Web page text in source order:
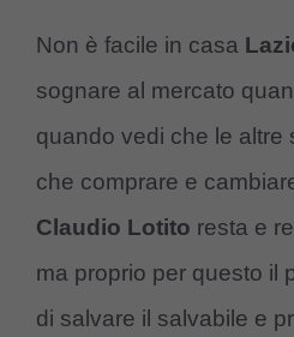
Non è facile in casa
sognare al mercato
quando vedi che le altre
che comprare e
Claudio Lotito resta e
ma proprio per questo il
di salvare il salvabile e